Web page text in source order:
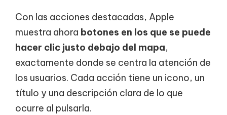
Con las acciones destacadas, Apple
muestra ahora botones en los que se puede
hacer clic justo debajo del mapa,
exactamente donde se centra la atención de
los usuarios. Cada acción tiene un icono, un
título y una descripción clara de lo que
ocurre al pulsarla.